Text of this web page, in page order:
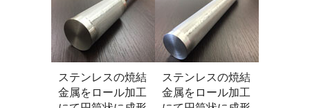
ステンレスの焼結
金属をロール加工
ステンレスの焼結
金属をロール加工